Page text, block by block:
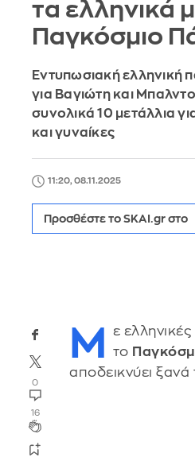
τα ελληνικά
Παγκόσμιο
Εντυπωσιακή ελληνική
για Βαγιώτη και
συνολικά 10 μετάλλια
και γυναίκες
11:20, 08.11.2025
Προσθέστε το SKAI.gr στο
0
16
Μ
ε
το
αποδεικνύει